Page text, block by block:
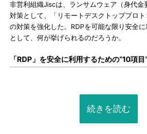
非営利組織Jiscは、ランサムウェア（身代金
対策として、「リモートデスクトッププロ
の対策を強化した。RDPを可能な限り安全
として、何が挙げられるのだろうか。
「RDP」を安全に利用するための“10項目
続きを読む